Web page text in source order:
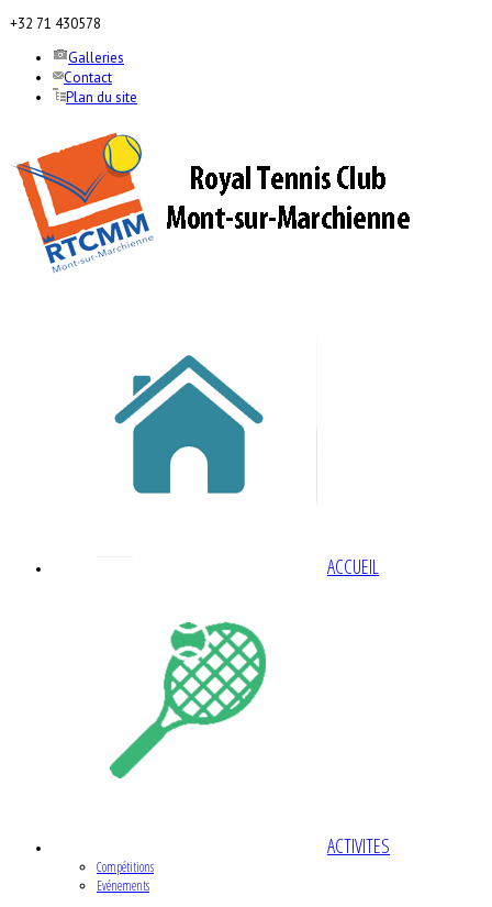
+32 71 430578
Galleries
Contact
Plan du site
ACCUEIL
ACTIVITES
Compétitions
Evénements